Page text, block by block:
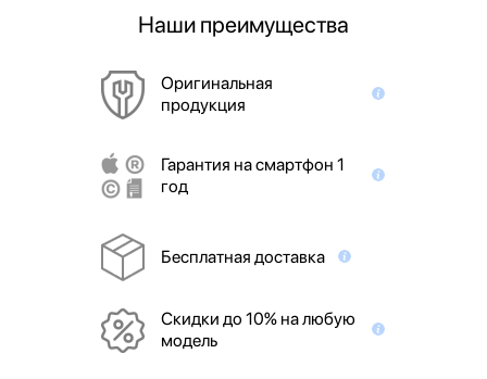
Наши преимущества
Оригинальная
продукция
Гарантия на смартфон 1
год
Бесплатная доставка
Скидки до 10% на любую
модель